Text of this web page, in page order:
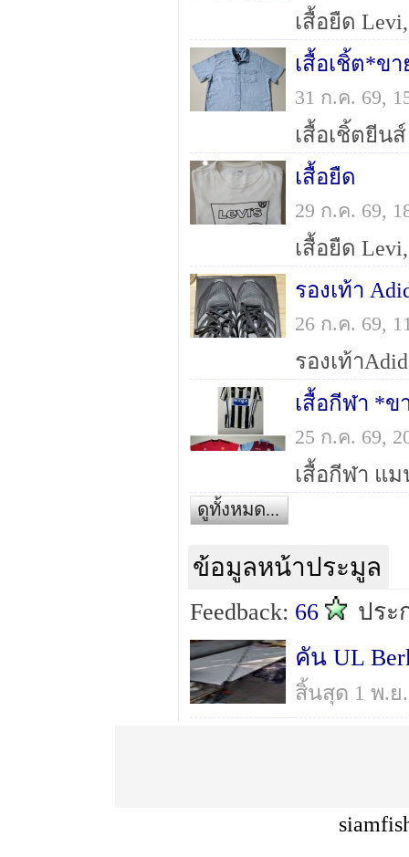
เสื้อเชิ้ต*ข
31 ก.ค. 69,
เสื้อยืด
29 ก.ค. 69,
รองเท้า
26 ก.ค. 69,
เสื้อกีฬา *ข
25 ก.ค. 69,
ดูทั้งหมด...
ข้อมูลหน้าประมูล
Feedback: 66
ปร
คัน UL
สิ้นสุด 1 พ.ย